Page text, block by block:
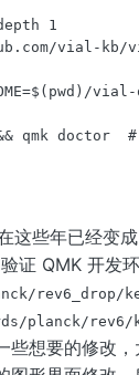
1
vial-kb/
=$( pwd ) /vial-
qmk doctor
这些年已经变
证 QMK 开发
rev6_drop/
planck/rev6/
些想要的修改